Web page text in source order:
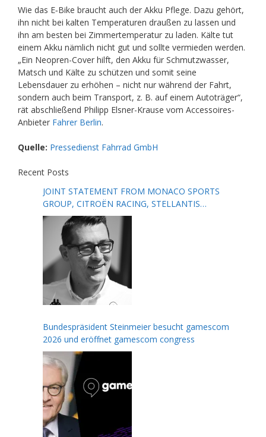
Wie das E‑Bike braucht auch der Akku Pflege. Dazu gehört,
ihn nicht bei kalten Temperaturen draußen zu lassen und
ihn am besten bei Zimmertemperatur zu laden. Kälte tut
einem Akku nämlich nicht gut und sollte vermieden werden.
„Ein Neopren-Cover hilft, den Akku für Schmutzwasser,
Matsch und Kälte zu schützen und somit seine
Lebensdauer zu erhöhen – nicht nur während der Fahrt,
sondern auch beim Transport, z. B. auf einem Autoträger“,
rät abschließend Philipp Elsner-Krause vom Accessoires-
Anbieter Fahrer Berlin.
Quelle: Pressedienst Fahrrad GmbH
Recent Posts
JOINT STATEMENT FROM MONACO SPORTS
GROUP, CITROËN RACING, STELLANTIS
MOTORSPORT, FORMULA E AND THE FIA
Bundespräsident Steinmeier besucht gamescom
2026 und eröffnet gamescom congress